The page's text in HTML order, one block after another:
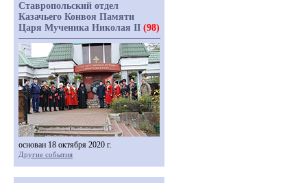
Ставропольский отдел
Казачьего Конвоя Памяти
Царя Мученика Николая II (98)
основан 18 октября 2020 г.
Другие события